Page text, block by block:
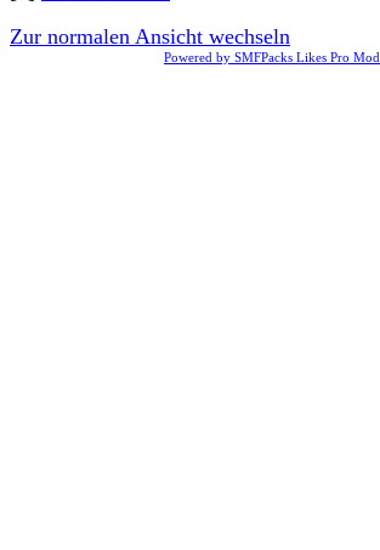
Zur normalen Ansicht wechseln
Powered by SMFPacks Likes Pro Mod